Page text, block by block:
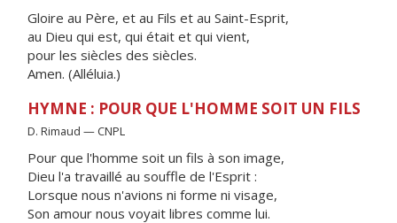
Gloire au Père, et au Fils et au Saint-Esprit,
au Dieu qui est, qui était et qui vient,
pour les siècles des siècles.
Amen. (Alléluia.)
HYMNE : POUR QUE L'HOMME SOIT UN FILS
D. Rimaud — CNPL
Pour que l'homme soit un fils à son image,
Dieu l'a travaillé au souffle de l'Esprit :
Lorsque nous n'avions ni forme ni visage,
Son amour nous voyait libres comme lui.